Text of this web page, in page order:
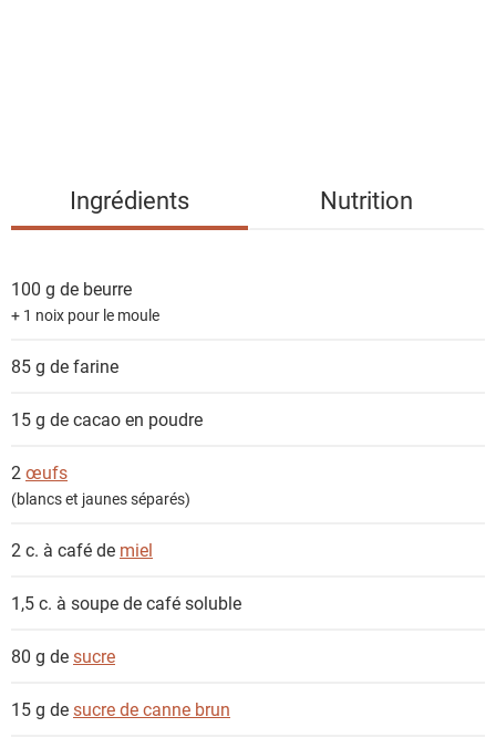
e
n
s
Ingrédients Nutrition
100 g de beurre
+ 1 noix pour le moule
85 g defarine
15 g decacao en poudre
2 œufs
(blancs et jaunes séparés)
2 c. à café de miel
1,5 c. à soupe decafé soluble
80 g desucre
15 g desucre de canne brun